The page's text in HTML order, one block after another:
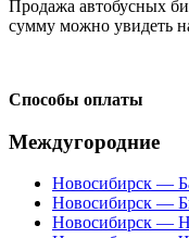
Продажа автобусных
сумму можно увидеть
Способы оплаты
Междугородние
Новосибирск —
Новосибирск —
Новосибирск —